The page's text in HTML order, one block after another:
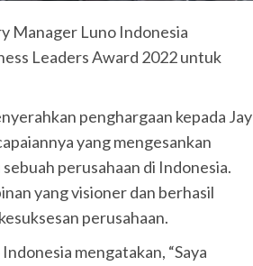
Manager Luno Indonesia
Leaders Award 2022 untuk
penghargaan kepada Jay
yang mengesankan
perusahaan di Indonesia.
yang visioner dan berhasil
perusahaan.
mengatakan, “Saya